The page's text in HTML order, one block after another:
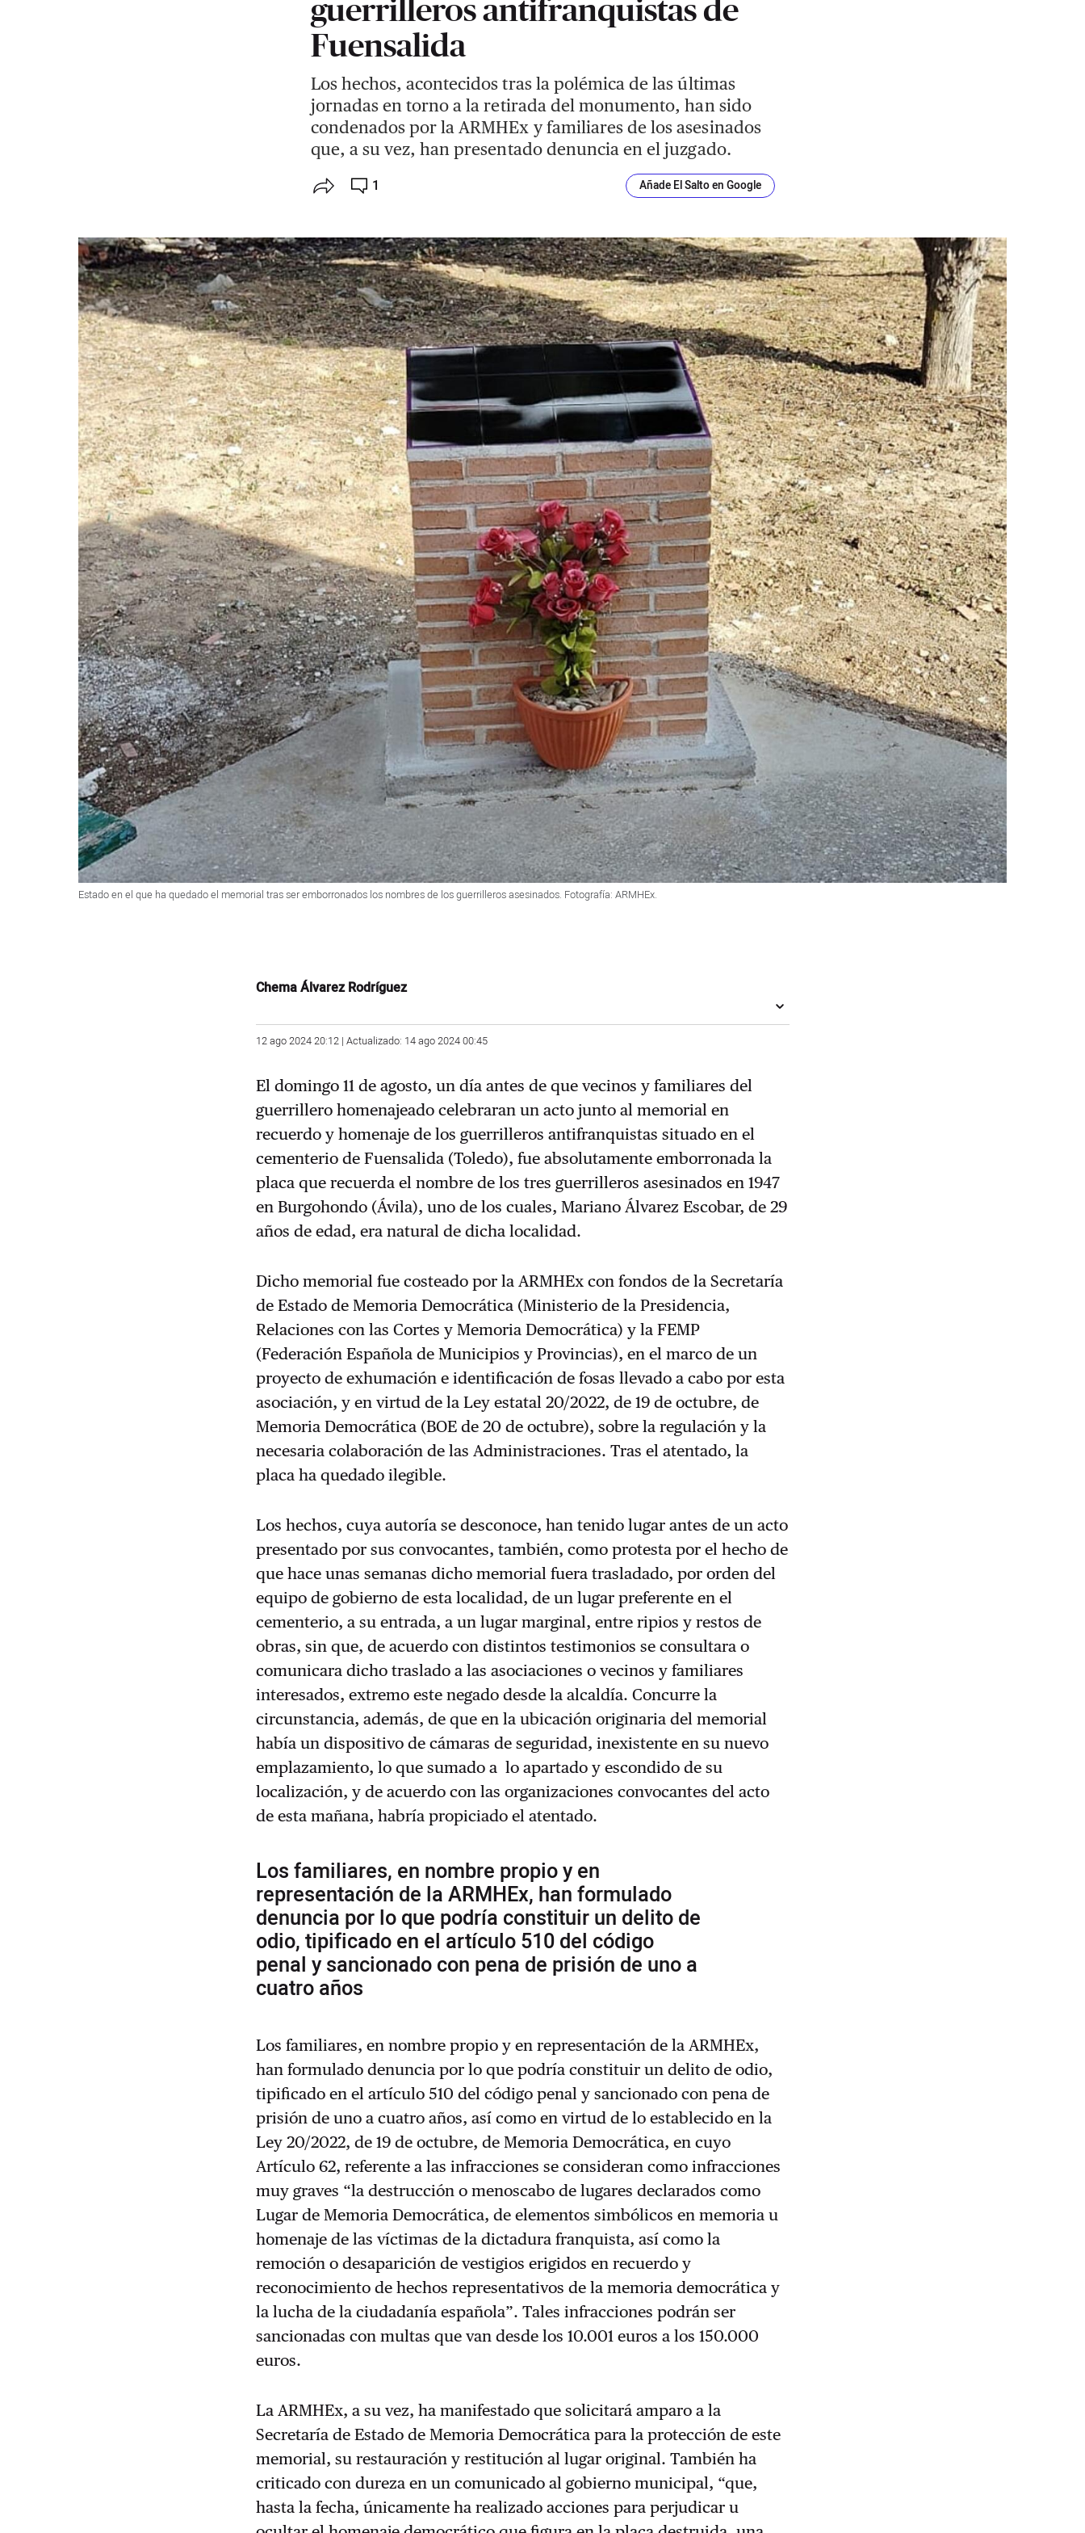
guerrilleros antifranquistas de
Fuensalida
Los hechos, acontecidos tras la polémica de las últimas
jornadas en torno a la retirada del monumento, han sido
condenados por la ARMHEx y familiares de los asesinados
que, a su vez, han presentado denuncia en el juzgado.
1 Añade El Salto en Google
Estado en el que ha quedado el memorial tras ser emborronados los nombres de los guerrilleros asesinados. Fotografía: ARMHEx.
Chema Álvarez Rodríguez
12 ago 2024 20:12 | Actualizado: 14 ago 2024 00:45
El domingo 11 de agosto,un día antes de que vecinos y familiares del
guerrillero homenajeado celebraran un acto junto al memorialen
recuerdo y homenaje de los guerrilleros antifranquistas situado en el
cementerio de Fuensalida (Toledo), fue absolutamente emborronada la
placa que recuerda el nombre de los tres guerrilleros asesinados en 1947
en Burgohondo (Ávila), uno de los cuales, Mariano Álvarez Escobar, de 29
años de edad, era natural de dicha localidad.
Dicho memorial fue costeado por la ARMHEx con fondos de la Secretaría
de Estado de Memoria Democrática (Ministerio de la Presidencia,
Relaciones con las Cortes y Memoria Democrática) y la FEMP
(Federación Española de Municipios y Provincias), en el marco de un
proyecto de exhumación e identificación de fosas llevado a cabo por esta
asociación, y en virtud de la Ley estatal 20/2022, de 19 de octubre, de
Memoria Democrática (BOE de 20 de octubre), sobre la regulación y la
necesaria colaboración de las Administraciones. Tras el atentado, la
placa ha quedado ilegible.
Los hechos, cuya autoría se desconoce, han tenido lugar antes de un acto
presentado por sus convocantes, también, como protesta por el hecho de
que hace unas semanas dicho memorial fuera trasladado, por orden del
equipo de gobierno de esta localidad, de un lugar preferente en el
cementerio, a su entrada, a un lugar marginal, entre ripios y restos de
obras, sin que, de acuerdo con distintos testimonios se consultara o
comunicara dicho traslado a las asociaciones o vecinos y familiares
interesados, extremo este negado desde la alcaldía. Concurre la
circunstancia, además, de que en la ubicación originaria del memorial
había un dispositivo de cámaras de seguridad, inexistente en su nuevo
emplazamiento, lo que sumado a lo apartado y escondido de su
localización, y de acuerdo con las organizaciones convocantes del acto
de esta mañana, habría propiciado el atentado.
Los familiares, en nombre propio y en
representación de la ARMHEx, han formulado
denuncia por lo que podría constituir un delito de
odio, tipificado en el artículo 510 del código
penal y sancionado con pena de prisión de uno a
cuatro años
Los familiares, en nombre propio y en representación de la ARMHEx,
han formulado denuncia por lo que podría constituir un delito de odio,
tipificado en el artículo 510 del código penal y sancionado con pena de
prisión de uno a cuatro años, así como en virtud de lo establecido en la
Ley 20/2022, de 19 de octubre, de Memoria Democrática, en cuyo
Artículo 62, referente a las infracciones se consideran como infracciones
muy graves “la destrucción o menoscabo de lugares declarados como
Lugar de Memoria Democrática, de elementos simbólicos en memoria u
homenaje de las víctimas de la dictadura franquista, así como la
remoción o desaparición de vestigios erigidos en recuerdo y
reconocimiento de hechos representativos de la memoria democrática y
la lucha de la ciudadanía española”. Tales infracciones podrán ser
sancionadas con multas que van desde los 10.001 euros a los 150.000
euros.
La ARMHEx, a su vez, ha manifestado que solicitará amparo a la
Secretaría de Estado de Memoria Democrática para la protección de este
memorial, su restauración y restitución al lugar original. También ha
criticado con dureza en un comunicado al gobierno municipal, “que,
hasta la fecha, únicamente ha realizado acciones para perjudicar u